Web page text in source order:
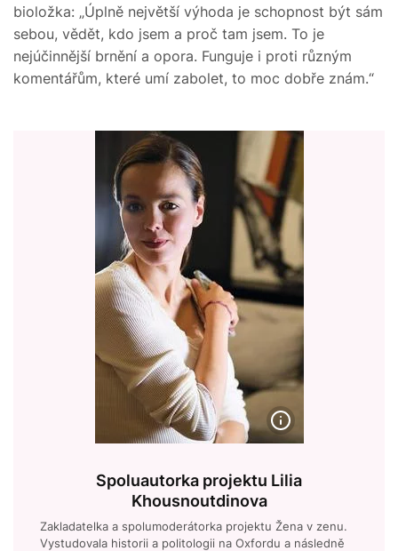
bioložka: „Úplně největší výhoda je schopnost být sám
sebou, vědět, kdo jsem a proč tam jsem. To je
nejúčinnější brnění a opora. Funguje i proti různým
komentářům, které umí zabolet, to moc dobře znám.“
Spoluautorka projektu Lilia
Khousnoutdinova
Zakladatelka a spolumoderátorka projektu Žena v zenu.
Vystudovala historii a politologii na Oxfordu a následně